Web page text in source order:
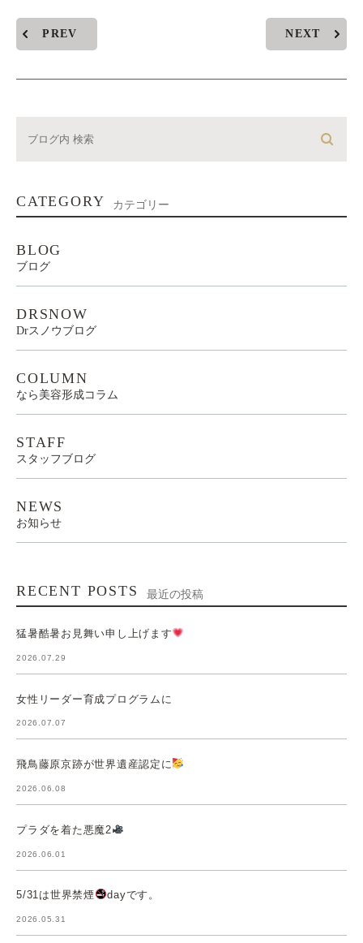
PREV NEXT
CATEGORY カテゴリー
BLOG
ブログ
DRSNOW
Drスノウブログ
COLUMN
なら美容形成コラム
STAFF
スタッフブログ
NEWS
お知らせ
RECENT POSTS 最近の投稿
猛暑酷暑お見舞い申し上げます
2026.07.29
女性リーダー育成プログラムに
2026.07.07
飛鳥藤原京跡が世界遺産認定に
2026.06.08
プラダを着た悪魔2
2026.06.01
5/31は世界禁煙 dayです。
2026.05.31